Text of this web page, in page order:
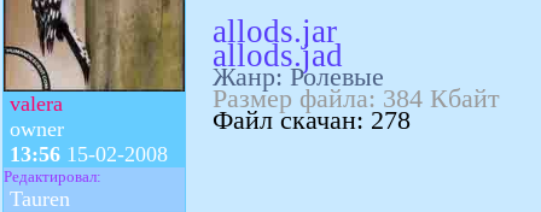
valera
owner
13:56 15-02-2008
Редактировал:
Tauren
allods.jar
allods.jad
Жанр: Ролевые
Размер файла: 384 Кбайт
Файл скачан: 278